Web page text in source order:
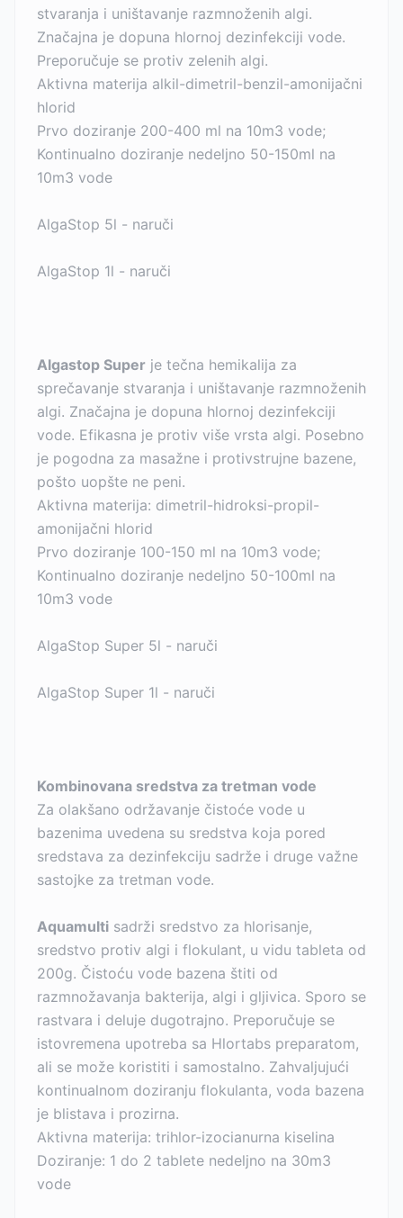
stvaranja i uništavanje razmnoženih algi.
Značajna je dopuna hlornoj dezinfekciji vode.
Preporučuje se protiv zelenih algi.
Aktivna materija alkil-dimetril-benzil-amonijačni
hlorid
Prvo doziranje 200-400 ml na 10m3 vode;
Kontinualno doziranje nedeljno 50-150ml na
10m3 vode
AlgaStop 5l - naruči
AlgaStop 1l - naruči
Algastop Super je tečna hemikalija za
sprečavanje stvaranja i uništavanje razmnoženih
algi. Značajna je dopuna hlornoj dezinfekciji
vode. Efikasna je protiv više vrsta algi. Posebno
je pogodna za masažne i protivstrujne bazene,
pošto uopšte ne peni.
Aktivna materija: dimetril-hidroksi-propil-
amonijačni hlorid
Prvo doziranje 100-150 ml na 10m3 vode;
Kontinualno doziranje nedeljno 50-100ml na
10m3 vode
AlgaStop Super 5l - naruči
AlgaStop Super 1l - naruči
Kombinovana sredstva za tretman vode
Za olakšano održavanje čistoće vode u
bazenima uvedena su sredstva koja pored
sredstava za dezinfekciju sadrže i druge važne
sastojke za tretman vode.
Aquamulti sadrži sredstvo za hlorisanje,
sredstvo protiv algi i flokulant, u vidu tableta od
200g. Čistoću vode bazena štiti od
razmnožavanja bakterija, algi i gljivica. Sporo se
rastvara i deluje dugotrajno. Preporučuje se
istovremena upotreba sa Hlortabs preparatom,
ali se može koristiti i samostalno. Zahvaljujući
kontinualnom doziranju flokulanta, voda bazena
je blistava i prozirna.
Aktivna materija: trihlor-izocianurna kiselina
Doziranje: 1 do 2 tablete nedeljno na 30m3
vode